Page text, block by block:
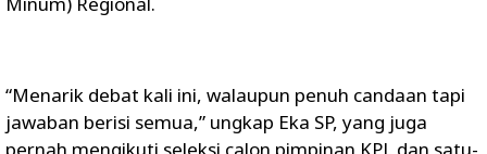
“Menarik debat kali ini, walaupun penuh candaan tapi
jawaban berisi semua,” ungkap Eka SP, yang juga
pernah mengikuti seleksi calon pimpinan KPL dan satu-